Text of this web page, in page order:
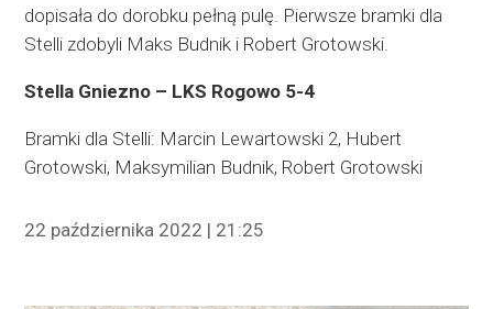
dopisała do dorobku pełną pulę. Pierwsze bramki dla
Stelli zdobyli Maks Budnik i Robert Grotowski.
Stella Gniezno – LKS Rogowo 5-4
Bramki dla Stelli: Marcin Lewartowski 2, Hubert
Grotowski, Maksymilian Budnik, Robert Grotowski
22 października 2022 | 21:25